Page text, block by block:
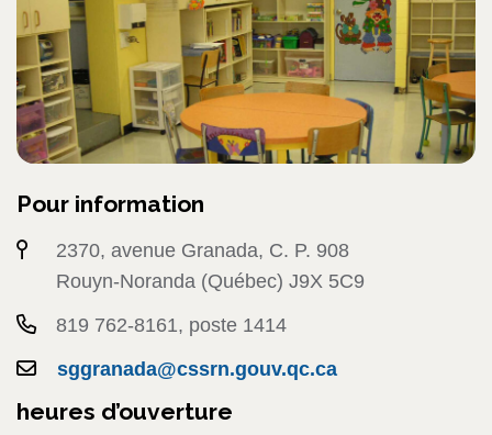
Pour information
2370, avenue Granada, C. P. 908
Rouyn-Noranda (Québec) J9X 5C9
819 762-8161, poste 1414
sggranada@cssrn.gouv.qc.ca
heures d’ouverture